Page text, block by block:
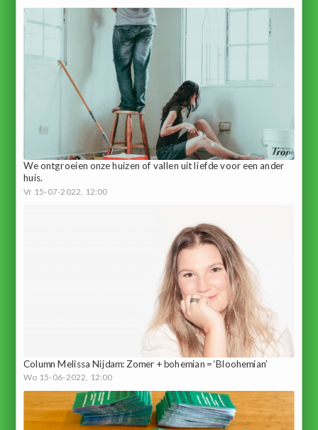
We ontgroeien onze huizen of vallen uit liefde voor een ander
huis.
Vr 15-07-2022, 12:00
Column Melissa Nijdam: Zomer + bohemian = ‘Bloohemian’
Wo 15-06-2022, 12:00